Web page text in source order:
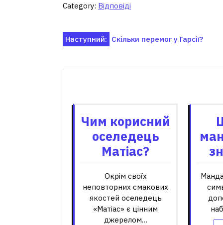
Category: Відповіді
Навігація
Наступний: Скільки перемог у Гарсії?
Чим корисний
оселедець
Матіас?
Окрім своїх
неповторних смакових
якостей оселедець
«Матіас» є цінним
джерелом…